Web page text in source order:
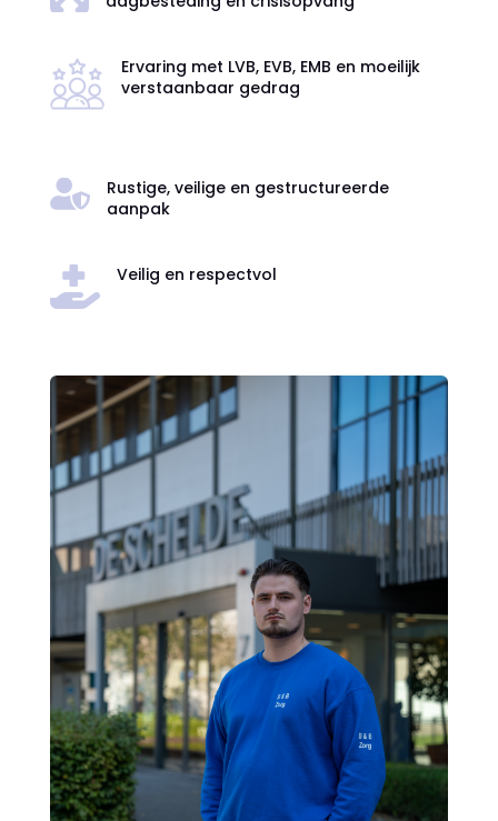
Ervaring met LVB, EVB, EMB en moeilijk
verstaanbaar gedrag

Rustige, veilige en gestructureerde
aanpak
 Veilig en respectvol